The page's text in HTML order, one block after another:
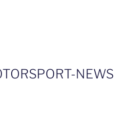
NEWS